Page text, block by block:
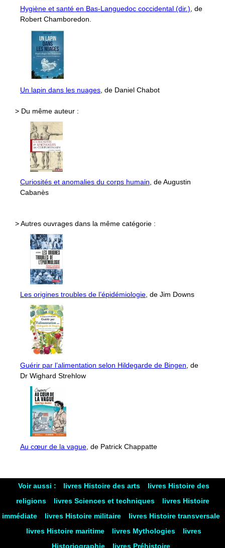
Hygiène et santé en Bas-Languedoc coccidental (dir.), de
Robert Chamboredon.
Un lapin dans les nuages, de Daniel Chabot
> Du même auteur :
Curiosités et anomalies du corps humain, de Augustin
Cabanès
> Autres ouvrages dans la même catégorie :
Les origines troubles de l’épidémiologie, de Jim Downs
Guérir par l’alimentation selon Hildegarde de Bingen, de
Dr Wighard Strehlow
Au cœur de la vague, de Patrick Chappatte
Voir aussi : livres Histoire des arts
livres Histoire des
religions
livres Sciences et techniques
livres Histoire
immédiate
livres Histoire militaire
livres Histoire transversale
livres Histoire maritime
livres Mythologies
livres
Historiographie
livres Préhistoire